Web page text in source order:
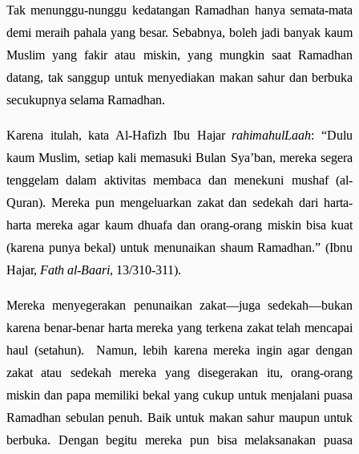
Tak menunggu-nunggu kedatangan Ramadhan hanya semata-mata
demi meraih pahala yang besar. Sebabnya, boleh jadi banyak kaum
Muslim yang fakir atau miskin, yang mungkin saat Ramadhan
datang, tak sanggup untuk menyediakan makan sahur dan berbuka
secukupnya selama Ramadhan.
Karena itulah, kata Al-Hafizh Ibu HajarrahimahulLaah: “Dulu
kaum Muslim, setiap kali memasuki Bulan Sya’ban, mereka segera
tenggelam dalam aktivitas membaca dan menekuni mushaf (al-
Quran). Mereka pun mengeluarkan zakat dan sedekah dari harta-
harta mereka agar kaum dhuafa dan orang-orang miskin bisa kuat
(karena punya bekal) untuk menunaikan shaum Ramadhan.” (Ibnu
Hajar, Fath al-Baari, 13/310-311).
Mereka menyegerakan penunaikan zakat—juga sedekah—bukan
karena benar-benar harta mereka yang terkena zakat telah mencapai
haul (setahun). Namun, lebih karena mereka ingin agar dengan
zakat atau sedekah mereka yang disegerakan itu, orang-orang
miskin dan papa memiliki bekal yang cukup untuk menjalani puasa
Ramadhan sebulan penuh. Baik untuk makan sahur maupun untuk
berbuka. Dengan begitu mereka pun bisa melaksanakan puasa